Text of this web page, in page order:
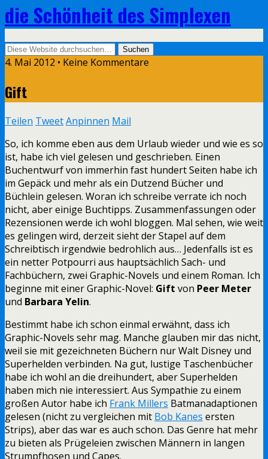
die Schönheit des Simplexen
4. Mai 2012 • Keine Kommentare
Gift
Teilen TweetAnpinnen Mail
So, ich komme eben aus dem Urlaub wieder und wie es so
ist, habe ich viel gelesen und geschrieben. Einen
Buchentwurf von immerhin fast hundert Seiten habe ich
im Gepäck und mehr als ein Dutzend Bücher und
Büchlein gelesen. Woran ich schreibe verrate ich noch
nicht, aber einige Buchtipps. Zusammenfassungen oder
Rezensionen werde ich wohl bloggen. Mal sehen, wie weit
es gelingen wird, derzeit sieht der Stapel auf dem
Schreibtisch irgendwie bedrohlich aus… Jedenfalls ist es
ein netter Potpourri aus hauptsächlich Sach- und
Fachbüchern, zwei Graphic-Novels und einem Roman. Ich
beginne mit einer Graphic-Novel: Gift von Peer Meter
und Barbara Yelin.
Bestimmt habe ich schon einmal erwähnt, dass ich
Graphic-Novels sehr mag. Manche glauben mir das nicht,
weil sie mit gezeichneten Büchern nur Walt Disney und
Superhelden verbinden. Na gut, lustige Taschenbücher
habe ich wohl an die dreihundert, aber Superhelden
haben mich nie interessiert. Aus Sympathie zu einem
großen Autor habe ich Frank Millers Batmanadaptionen
gelesen (nicht zu vergleichen mit Bob Kanes ersten
Strips), aber das war es auch schon. Das Genre hat mehr
zu bieten als Prügeleien zwischen Männern in langen
Strumpfhosen und Capes.